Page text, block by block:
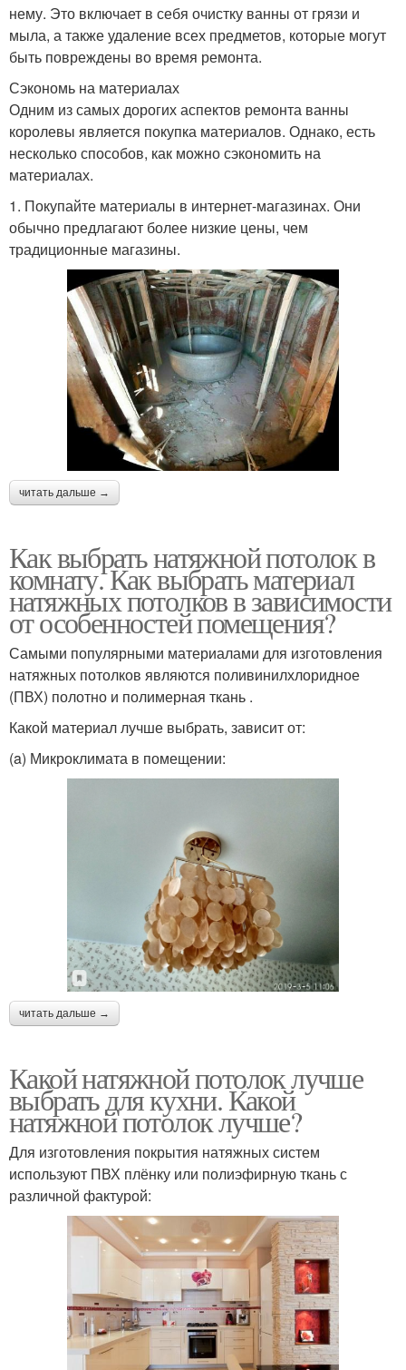
нему. Это включает в себя очистку ванны от грязи и
мыла, а также удаление всех предметов, которые могут
быть повреждены во время ремонта.
Сэкономь на материалах
Одним из самых дорогих аспектов ремонта ванны
королевы является покупка материалов. Однако, есть
несколько способов, как можно сэкономить на
материалах.
1. Покупайте материалы в интернет-магазинах. Они
обычно предлагают более низкие цены, чем
традиционные магазины.
читать дальше →
Как выбрать натяжной потолок в
комнату. Как выбрать материал
натяжных потолков в зависимости
от особенностей помещения?
Самыми популярными материалами для изготовления
натяжных потолков являются поливинилхлоридное
(ПВХ) полотно и полимерная ткань .
Какой материал лучше выбрать, зависит от:
(a) Микроклимата в помещении:
читать дальше →
Какой натяжной потолок лучше
выбрать для кухни. Какой
натяжной потолок лучше?
Для изготовления покрытия натяжных систем
используют ПВХ плёнку или полиэфирную ткань с
различной фактурой: